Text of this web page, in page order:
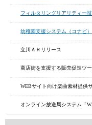
フィルタリングリアリティー
幼稚園支援システム（コナビ）
立川ＡＲリリース
商店街を支援する販売促進ツ
WEBサイト向け楽曲素材提供
オンライン放送局システム「